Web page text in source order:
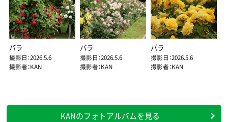
バラ
撮影日：2026.5.6
撮影者：KAN
バラ
撮影日：2026.5.6
撮影者：KAN
バラ
撮影日：2026.5.6
撮影者：KAN
KANのフォトアルバムを見る